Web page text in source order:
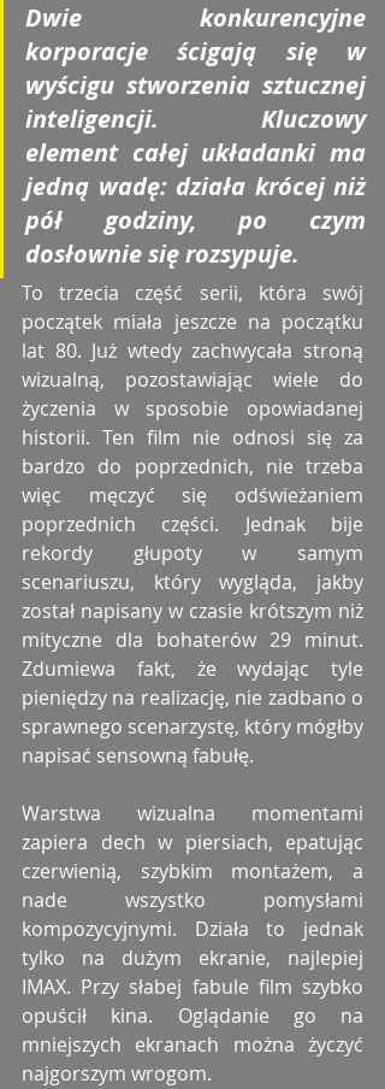
Dwie konkurencyjne
korporacje ścigają się w
wyścigu stworzenia sztucznej
inteligencji. Kluczowy
element całej układanki ma
jedną wadę: działa krócej niż
pół godziny, po czym
dosłownie się rozsypuje.
To trzecia część serii, która swój
początek miała jeszcze na początku
lat 80. Już wtedy zachwycała stroną
wizualną, pozostawiając wiele do
życzenia w sposobie opowiadanej
historii. Ten film nie odnosi się za
bardzo do poprzednich, nie trzeba
więc męczyć się odświeżaniem
poprzednich części. Jednak bije
rekordy głupoty w samym
scenariuszu, który wygląda, jakby
został napisany w czasie krótszym niż
mityczne dla bohaterów 29 minut.
Zdumiewa fakt, że wydając tyle
pieniędzy na realizację, nie zadbano o
sprawnego scenarzystę, który mógłby
napisać sensowną fabułę.
Warstwa wizualna momentami
zapiera dech w piersiach, epatując
czerwienią, szybkim montażem, a
nade wszystko pomysłami
kompozycyjnymi. Działa to jednak
tylko na dużym ekranie, najlepiej
IMAX. Przy słabej fabule film szybko
opuścił kina. Oglądanie go na
mniejszych ekranach można życzyć
najgorszym wrogom.